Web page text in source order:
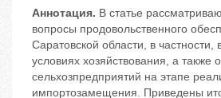
Аннотация. В статье
вопросы продовольственного
Саратовской области, в
условиях хозяйствования, а также
сельхозпредприятий на этапе
импортозамещения. Приведены